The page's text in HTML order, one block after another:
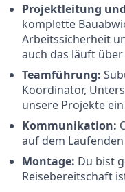
Projektleitung
komplette
Arbeitssicherheit
auch das läuft über
Teamführung:
Koordinator,
unsere Projekte
Kommunikation:
auf dem
Montage: Du bist
Reisebereitschaft